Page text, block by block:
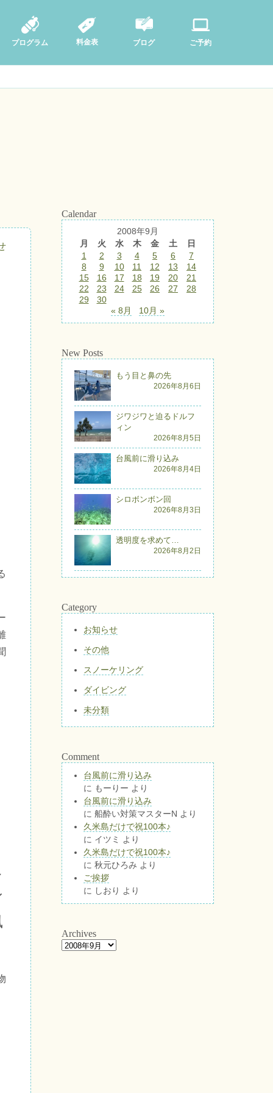
プログラム 料金表 ブログ ご予約
Calendar
2008年9月
月
火 水 木 金 土
日
1
2 3 4 5 6
7
8
9 10 11 12 13
14
15
16 17 18 19 20
21
22
23 24 25 26 27
28
29
30
« 8月
10月 »
New Posts
もう目と鼻の先
2026年8月6日
ジワジワと迫るドルフ
ィン
2026年8月5日
台風前に滑り込み
2026年8月4日
シロボンボン回
2026年8月3日
透明度を求めて…
2026年8月2日
Category
お知らせ
その他
スノーケリング
ダイビング
未分類
Comment
台風前に滑り込み
に もーりー より
台風前に滑り込み
に 船酔い対策マスターN より
久米島だけで祝100本♪
に イツミ
より
久米島だけで祝100本♪
に 秋元ひろみ より
ご挨拶
に しおり より
Archives